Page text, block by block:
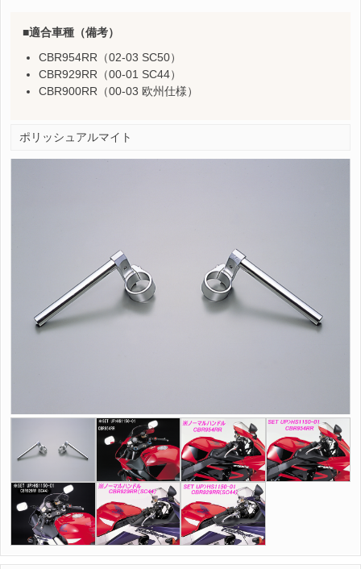
適合車種（備考）
CBR954RR（02-03 SC50）
CBR929RR（00-01 SC44）
CBR900RR（00-03 欧州仕様）
ポリッシュアルマイト